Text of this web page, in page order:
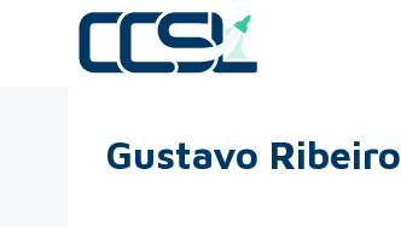
Gustavo Ribeiro